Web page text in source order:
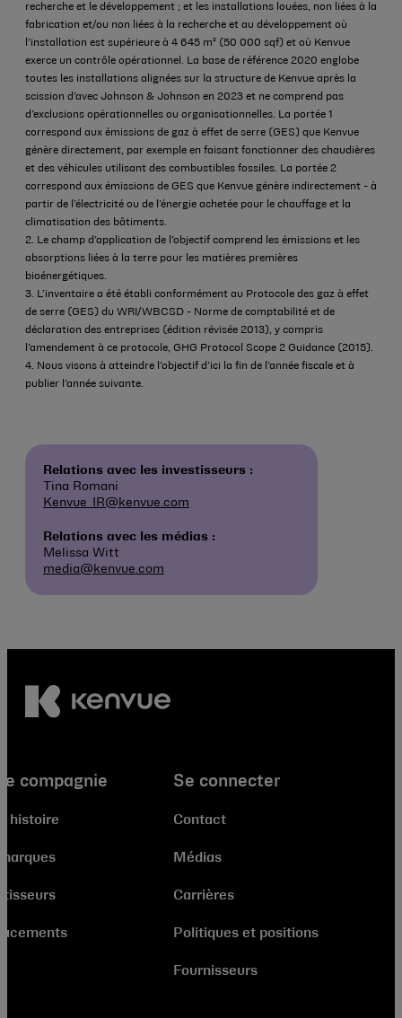
recherche et le développement ; et les installations louées, non liées à la
fabrication et/ou non liées à la recherche et au développement où
l’installation est supérieure à 4 645 m² (50 000 sqf) et où Kenvue
exerce un contrôle opérationnel. La base de référence 2020 englobe
toutes les installations alignées sur la structure de Kenvue après la
scission d’avec Johnson & Johnson en 2023 et ne comprend pas
d’exclusions opérationnelles ou organisationnelles. La portée 1
correspond aux émissions de gaz à effet de serre (GES) que Kenvue
génère directement, par exemple en faisant fonctionner des chaudières
et des véhicules utilisant des combustibles fossiles. La portée 2
correspond aux émissions de GES que Kenvue génère indirectement - à
partir de l’électricité ou de l’énergie achetée pour le chauffage et la
climatisation des bâtiments.
2. Le champ d’application de l’objectif comprend les émissions et les
absorptions liées à la terre pour les matières premières
bioénergétiques.
3. L’inventaire a été établi conformément au Protocole des gaz à effet
de serre (GES) du WRI/WBCSD - Norme de comptabilité et de
déclaration des entreprises (édition révisée 2013), y compris
l’amendement à ce protocole, GHG Protocol Scope 2 Guidance (2015).
4. Nous visons à atteindre l’objectif d’ici la fin de l’année fiscale et à
publier l’année suivante.
Relations avec les investisseurs :
Tina Romani
Kenvue_IR@kenvue.com
Relations avec les médias :
Melissa Witt
media@kenvue.com
compagnie
histoire
Se connecter
Contact
Médias
Carrières
Politiques et positions
Fournisseurs